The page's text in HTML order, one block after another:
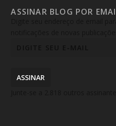
ASSINAR BLOG POR
ASSINAR